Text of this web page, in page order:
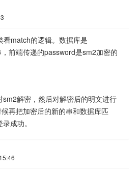
看match的逻辑。数据库是
前端传递的password是sm2加密的
sm2解密，然后对解密后的明文进行
再把加密后的新的串和数据库匹
成功。